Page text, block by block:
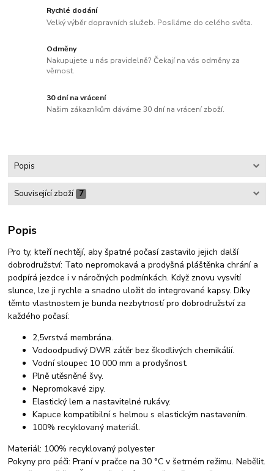
Rychlé dodání
Velký výběr dopravních služeb. Posíláme do celého světa.
Odměny
Nakupujete u nás pravidelně? Čekají na vás odměny za
věrnost.
30 dní na vrácení
Našim zákazníkům dáváme 30 dní na vrácení zboží.
Popis
Související zboží 7
Popis
Pro ty, kteří nechtějí, aby špatné počasí zastavilo jejich další
dobrodružství: Tato nepromokavá a prodyšná pláštěnka chrání a
podpírá jezdce i v náročných podmínkách. Když znovu vysvítí
slunce, lze ji rychle a snadno uložit do integrované kapsy. Díky
těmto vlastnostem je bunda nezbytností pro dobrodružství za
každého počasí:
2,5vrstvá membrána.
Vodoodpudivý DWR zátěr bez škodlivých chemikálií.
Vodní sloupec 10 000 mm a prodyšnost.
Plně utěsněné švy.
Nepromokavé zipy.
Elastický lem a nastavitelné rukávy.
Kapuce kompatibilní s helmou s elastickým nastavením.
100% recyklovaný materiál.
Materiál: 100% recyklovaný polyester
Pokyny pro péči: Praní v pračce na 30 °C v šetrném režimu. Nebělit.